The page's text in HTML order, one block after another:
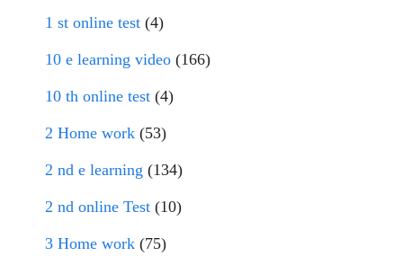
1 st online test (4)
10 e learning video (166)
10 th online test (4)
2 Home work (53)
2 nd e learning (134)
2 nd online Test (10)
3 Home work (75)